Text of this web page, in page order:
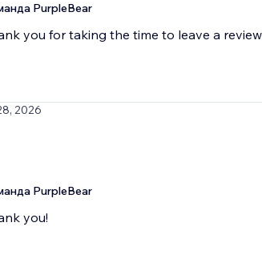
PurpleBear
you for taking the time to leave a
2026
PurpleBear
you!